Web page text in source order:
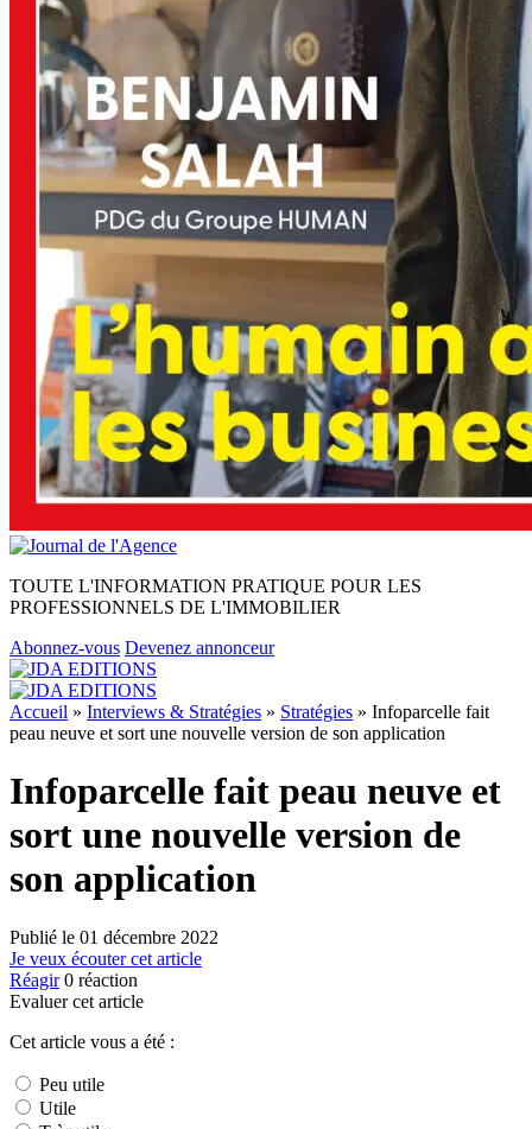
TOUTE L'INFORMATION PRATIQUE POUR LES
PROFESSIONNELS DE L'IMMOBILIER
Abonnez-vous Devenez annonceur
Accueil » Interviews & Stratégies » Stratégies » Infoparcelle fait
peau neuve et sort une nouvelle version de son application
Infoparcelle fait peau neuve et
sort une nouvelle version de
son application
Publié le 01 décembre 2022
Je veux écouter cet article
Réagir 0 réaction
Evaluer cet article
Cet article vous a été :
Peu utile
Utile